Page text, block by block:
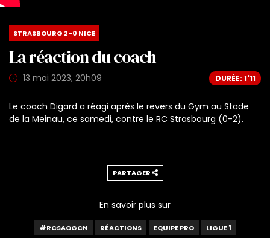
STRASBOURG 2-0 NICE
La réaction du coach
13 mai 2023, 20h09 DURÉE: 1'11
Le coach Digard a réagi après le revers du Gym au Stade
de la Meinau, ce samedi, contre le RC Strasbourg (0-2).
PARTAGER
En savoir plus sur
#RCSAOGCN RÉACTIONS EQUIPE PRO LIGUE 1